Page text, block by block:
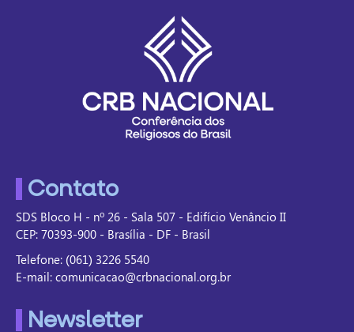
Contato
SDS Bloco H - nº 26 - Sala 507 - Edifício Venâncio II
CEP: 70393-900 - Brasília - DF - Brasil
Telefone: (061) 3226 5540
E-mail: comunicacao@crbnacional.org.br
Newsletter